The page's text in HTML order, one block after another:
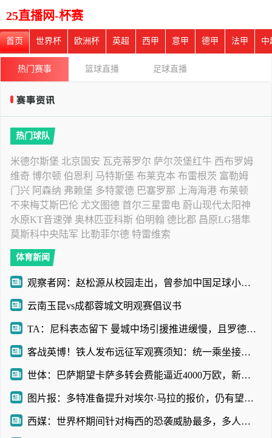
25直播网-杯赛
首页 世界杯 欧洲杯 英超 西甲 意甲 德甲 法甲 中
热门赛事 篮球直播 足球直播
热门球队
米德尔斯堡 北京国安 瓦克蒂罗尔 萨尔茨堡红牛 西布罗姆
维奇 博尔顿 伯恩利 马特斯堡 布莱克本 布雷根茨 富勒姆
门兴 阿森纳 弗赖堡 多特蒙德 巴塞罗那 上海海港 布莱顿
不来梅艾斯巴伦 尤文图德 首尔三星雷电 蔚山现代太阳神
水原KT音速弹 奥林匹亚科斯 伯明翰 德比郡 昌原LG猎隼
莫斯科中央陆军 比勒菲尔德 特雷维索
体育新闻
观察者网：赵松源从校园走出，曾参加中国足球小将项目
云南玉昆vs成都蓉城文明观赛倡议书
TA：尼科表态留下 曼城中场引援推进缓慢，且罗德里等多人或离队
客战英博！铁人发布远征军观赛须知：统一乘坐接驳车前往体育场
世体：巴萨期望卡萨多转会费能逼近4000万欧，新月不愿满足
图片报：多特准备提升对埃尔·马拉的报价，仍有望和科隆达成协议
西媒：世界杯期间针对梅西的恐袭威胁最多，多人扬言要炸弹袭击